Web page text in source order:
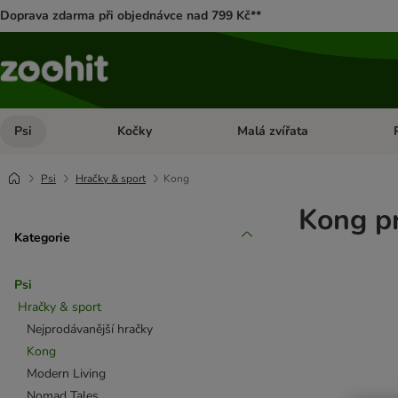
Doprava zdarma při objednávce nad 799 Kč**
Psi Otevřít menu: Psi
Kočky Otevřít menu: Kočky
Malá zvířata
Psi Hračky & sport Kong
Kategorie
Psi
Hračky & sport
Nejprodávanější hračky
Kong
Modern Living
Kong